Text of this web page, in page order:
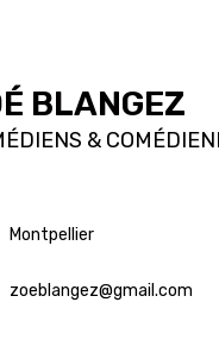
BLANGEZ
&
Montpellier
zoeblangez gmail.com